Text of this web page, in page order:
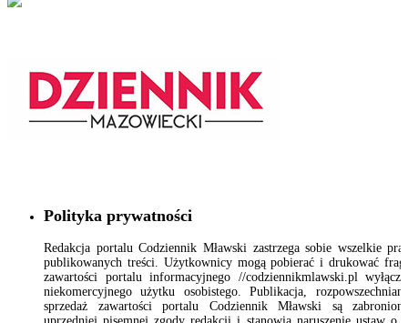
Polityka prywatności
Redakcja portalu Codziennik Mławski zastrzega sobie wszelkie
publikowanych treści. Użytkownicy mogą pobierać i drukować
zawartości portalu informacyjnego //codziennikmlawski.pl
niekomercyjnego użytku osobistego. Publikacja,
sprzedaż zawartości portalu Codziennik Mławski są